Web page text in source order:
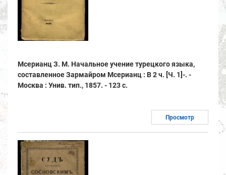
Мсерианц З. М. Начальное учение турецкого языка,
составленное Зармайром Мсерианц : В 2 ч. [Ч. 1]-. -
Москва : Унив. тип., 1857. - 123 с.
Просмотр